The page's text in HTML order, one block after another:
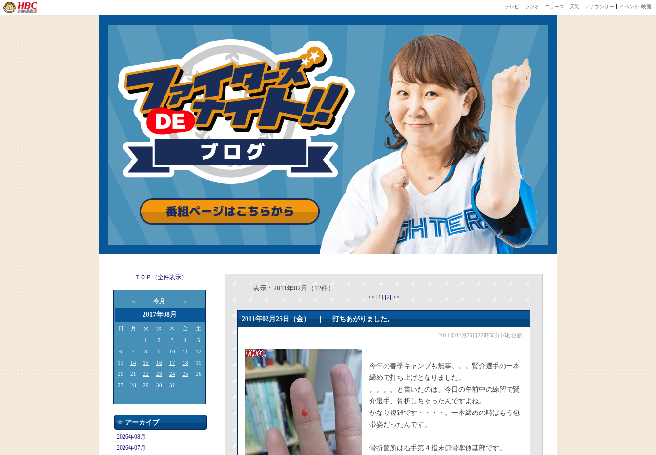
テレビ ラジオ ニュース 天気 アナウンサー イベント･映画
ＴＯＰ（全件表示）
＜ 今月 ＞
2017年08月
日 月 火 水 木 金 土
1 2 3 4
5
6
7 8 9 10 11
12
13
14 15 16 17 18
19
20
21 22 23 24 25
26
27
28 29 30 31
アーカイブ
2026年08月
2026年07月
表示：2011年02月（12件）
<< [1] [2] >>
2011年02月25日（金） ｜打ちあがりました。
2011年02月25日22時50分16秒更新
今年の春季キャンプも無事。。。賢介選手の一本
締めで打ち上げとなりました。
。。。。と書いたのは、今日の午前中の練習で賢
介選手、骨折しちゃったんですよね。
かなり複雑です・・・・。一本締めの時はもう包
帯姿だったんです。
骨折箇所は右手第４指末節骨掌側基部です。